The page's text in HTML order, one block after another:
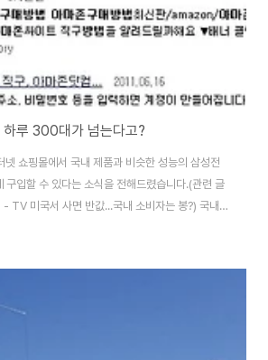
루 300대가 넘는다고?
넷 쇼핑몰에서 국내 제품과 비슷한 성능의 삼성전
입할 수 있다는 소식을 전해드렸습니다.(관련 글
미국서 사면 반값...국내 소비자는 봉?) 국내
하는 제품은 "일부 스마트 기능과 3D 기능이 없는
있는 것 같습니다. 국내 가전 업체 관계자들은 아
못하고 있는데, "일부 스마트 기능과 3D 기능이 없
게 판매하지 않는 것이 문제의 본질이지요. 미국 소
프리미엄급 제품까지 판매하면서 국내소비자들